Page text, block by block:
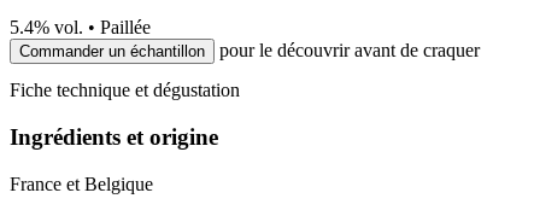
5.4% vol. • Paillée
Commander un échantillon
pour le découvrir avant de craquer
Fiche technique et dégustation
Ingrédients et origine
France et Belgique